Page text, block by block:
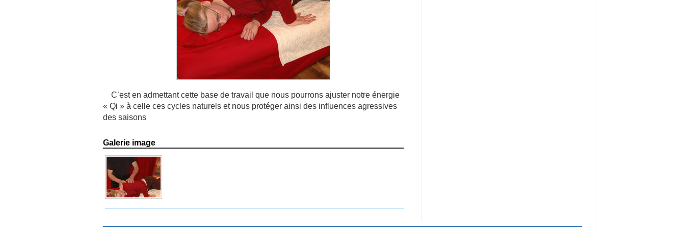
C’est en admettant cette base de travail que nous pourrons ajuster notre énergie
« Qi » à celle ces cycles naturels et nous protéger ainsi des influences agressives
des saisons
Galerie image